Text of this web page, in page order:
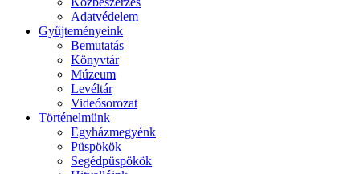
Adatvédelem
Gyűjteményeink
Bemutatás
Könyvtár
Múzeum
Levéltár
Videósorozat
Történelmünk
Egyházmegyénk
Püspökök
Segédpüspökök